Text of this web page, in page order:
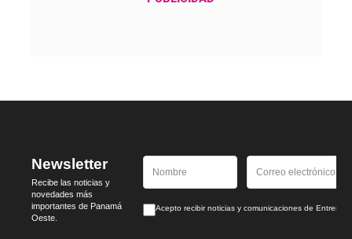
Newsletter
Recibe las noticias y
novedades más
importantes de Panamá
Oeste.
Acepto recibir noticias y comunicaciones de